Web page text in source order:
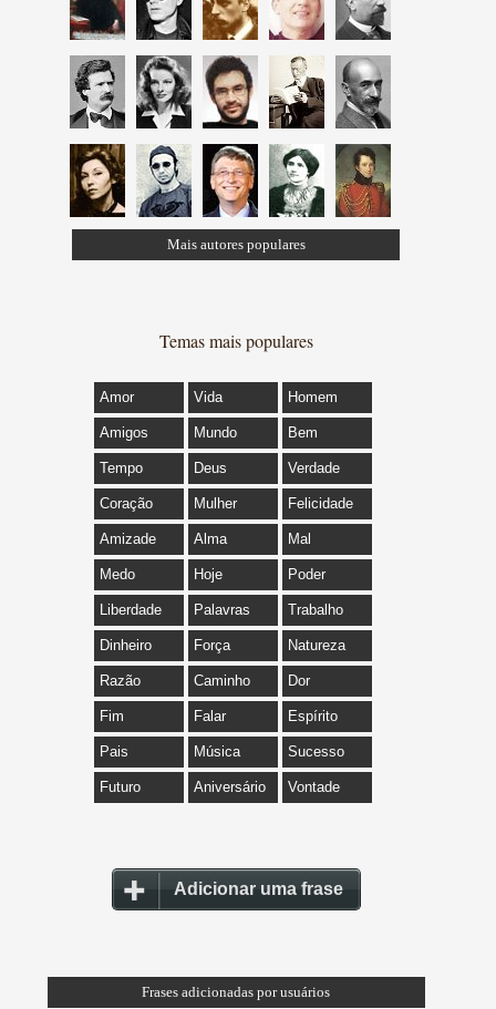
Mais autores populares
Temas mais populares
Amor Vida Homem
Amigos Mundo Bem
Tempo Deus Verdade
Coração Mulher Felicidade
Amizade Alma Mal
Medo Hoje Poder
Liberdade Palavras Trabalho
Dinheiro Força Natureza
Razão Caminho Dor
Fim Falar Espírito
Pais Música Sucesso
Futuro Aniversário Vontade
Adicionar uma frase
Frases adicionadas por usuários